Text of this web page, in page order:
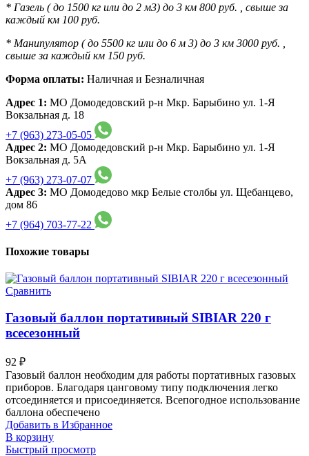
* Газель ( до 1500 кг или до 2 м3) до 3 км 800 руб. , свыше за
каждый км 100 руб.
* Манипулятор ( до 5500 кг или до 6 м 3) до 3 км 3000 руб. ,
свыше за каждый км 150 руб.
Форма оплаты: Наличная и Безналичная
Адрес 1: МО Домодедовский р-н Мкр. Барыбино ул. 1-Я
Вокзальная д. 18
+7 (963) 273-05-05
Адрес 2: МО Домодедовский р-н Мкр. Барыбино ул. 1-Я
Вокзальная д. 5А
+7 (963) 273-07-07
Адрес 3: МО Домодедово мкр Белые столбы ул. Щебанцево,
дом 86
+7 (964) 703-77-22
Похожие товары
Сравнить
Газовый баллон портативный SIBIAR 220 г
всесезонный
92 ₽
Газовый баллон необходим для работы портативных газовых
приборов. Благодаря цанговому типу подключения легко
отсоединяется и присоединяется. Всепогодное использование
баллона обеспечено
Добавить в Избранное
В корзину
Быстрый просмотр